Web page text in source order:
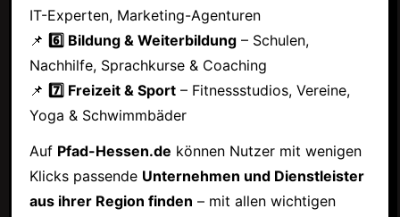
IT-Experten, Marketing-Agenturen
📌 6️⃣ Bildung & Weiterbildung– Schulen,
Nachhilfe, Sprachkurse & Coaching
📌 7️⃣ Freizeit & Sport– Fitnessstudios, Vereine,
Yoga & Schwimmbäder
Auf Pfad-Hessen.de können Nutzer mit wenigen
Klicks passende Unternehmen und Dienstleister
aus ihrer Region finden – mit allen wichtigen